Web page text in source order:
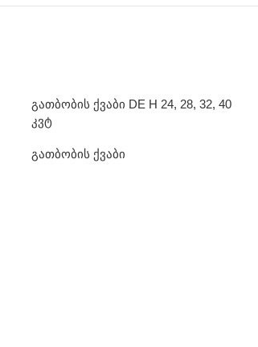
გათბობის ქვაბი DE H 24, 28, 32, 40
კვტ
გათბობის ქვაბი